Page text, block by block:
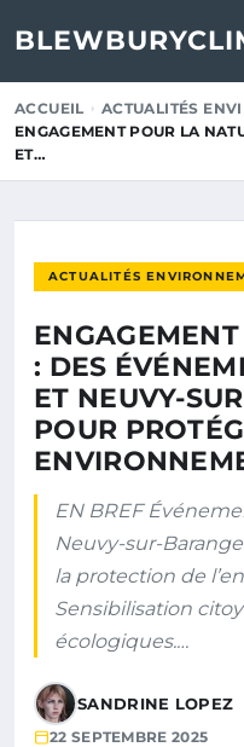
ACCUEIL
ACTUALITÉS
ENGAGEMENT POUR LA
ET…
ACTUALITÉS
: DES
ET NEUVY-
POUR
EN BREF
Neuvy-sur-
la protection de
Sensibilisation
écologiques.…
SANDRINE LOPEZ
22 SEPTEMBRE 2025